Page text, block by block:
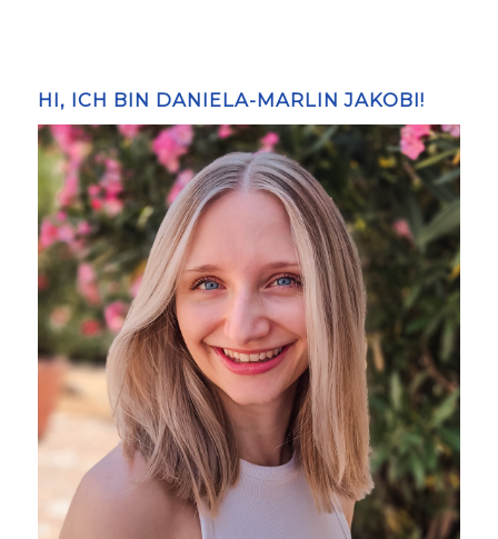
HI, ICH BIN DANIELA-MARLIN JAKOBI!